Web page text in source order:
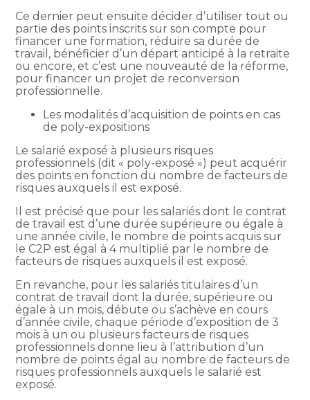
Ce dernier peut ensuite décider d’utiliser tout ou
partie des points inscrits sur son compte pour
financer une formation, réduire sa durée de
travail, bénéficier d’un départ anticipé à la retraite
ou encore, et c’est une nouveauté de la réforme,
pour financer un projet de reconversion
professionnelle.
Les modalités d’acquisition de points en cas
de poly-expositions
Le salarié exposé à plusieurs risques
professionnels (dit « poly-exposé ») peut acquérir
des points en fonction du nombre de facteurs de
risques auxquels il est exposé.
Il est précisé que pour les salariés dont le contrat
de travail est d’une durée supérieure ou égale à
une année civile, le nombre de points acquis sur
le C2P est égal à 4 multiplié par le nombre de
facteurs de risques auxquels il est exposé.
En revanche, pour les salariés titulaires d’un
contrat de travail dont la durée, supérieure ou
égale à un mois, débute ou s’achève en cours
d’année civile, chaque période d’exposition de 3
mois à un ou plusieurs facteurs de risques
professionnels donne lieu à l’attribution d’un
nombre de points égal au nombre de facteurs de
risques professionnels auxquels le salarié est
exposé.